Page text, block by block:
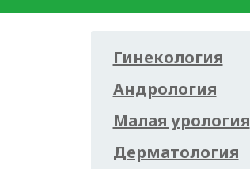
Гинекология
Андрология
Малая урология
Дерматология